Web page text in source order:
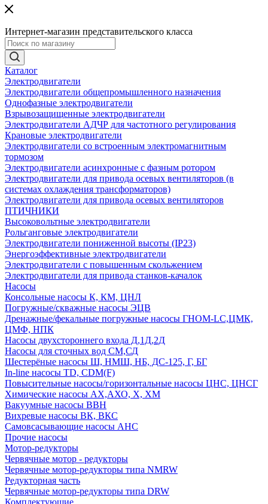
Интернет-магазин представительского класса
Каталог
Электродвигатели
Электродвигатели общепромышленного назначения
Однофазные электродвигатели
Взрывозащищенные электродвигатели
Электродвигатели АДЧР для частотного регулирования
Крановые электродвигатели
Электродвигатели со встроенным электромагнитным
тормозом
Электродвигатели асинхронные с фазным ротором
Электродвигатели для привода осевых вентиляторов (в
системах охлаждения трансформаторов)
Электродвигатели для привода осевых вентиляторов
ПТИЧНИКИ
Высоковольтные электродвигатели
Рольганговые электродвигатели
Электродвигатели пониженной высоты (IP23)
Энергоэффективные электродвигатели
Электродвигатели с повышенным скольжением
Электродвигатели для привода станков-качалок
Насосы
Консольные насосы К, КМ, ЦНЛ
Погружные/скважные насосы ЭЦВ
Дренажные/фекальные погружные насосы ГНОМ-LC,ЦМК,
ЦМФ, НПК
Насосы двухстороннего входа Д,1Д,2Д
Насосы для сточных вод СМ,СД
Шестерёные насосы Ш, НМШ, НБ, ДС-125, Г, БГ
In-line насосы TD, CDM(F)
Повысительные насосы/горизонтальные насосы ЦНС, ЦНСГ
Химические насосы АХ,АХО, Х, ХМ
Вакуумные насосы ВВН
Вихревые насосы ВК, ВКС
Самовсасывающие насосы АНС
Прочие насосы
Мотор-редукторы
Червячные мотор - редукторы
Червячные мотор-редукторы типа NMRW
Редукторная часть
Червячные мотор-редукторы типа DRW
Комплектующие